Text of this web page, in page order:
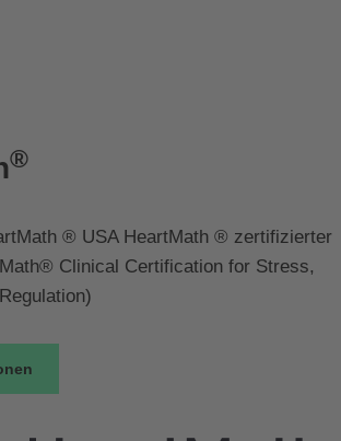
®
® USA HeartMath ® zertifizierter
Clinical Certification for Stress,